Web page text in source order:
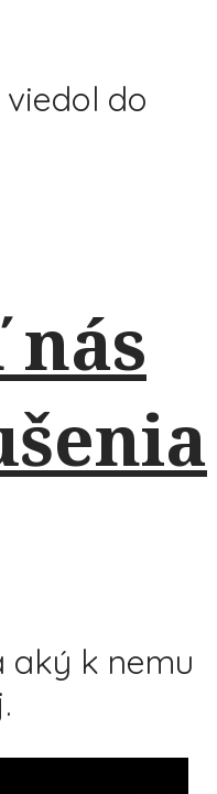
viedol do
aký k nemu